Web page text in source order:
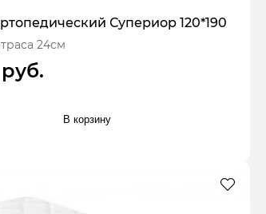
Супериор 120*190
24см
В корзину